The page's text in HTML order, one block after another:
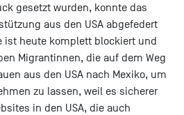
gesetzt wurden, konnte das
aus den USA abgefedert
ist heute komplett blockiert und
Migrantinnen, die auf dem Weg
aus den USA nach Mexiko, um
zu lassen, weil es sicherer
in den USA, die auch